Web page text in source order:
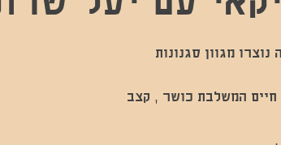
מגוון סגנונות
חיים המשלבת כושר , קצב